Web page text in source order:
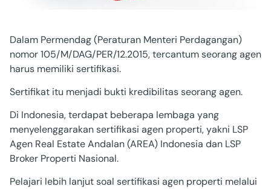
Dalam Permendag (Peraturan Menteri Perdagangan)
nomor 105/M/DAG/PER/12.2015, tercantum seorang agen
harus memiliki sertifikasi.
Sertifikat itu menjadi bukti kredibilitas seorang agen.
Di Indonesia, terdapat beberapa lembaga yang
menyelenggarakan sertifikasi agen properti, yakni LSP
Agen Real Estate Andalan (AREA) Indonesia dan LSP
Broker Properti Nasional.
Pelajari lebih lanjut soal sertifikasi agen properti melalui